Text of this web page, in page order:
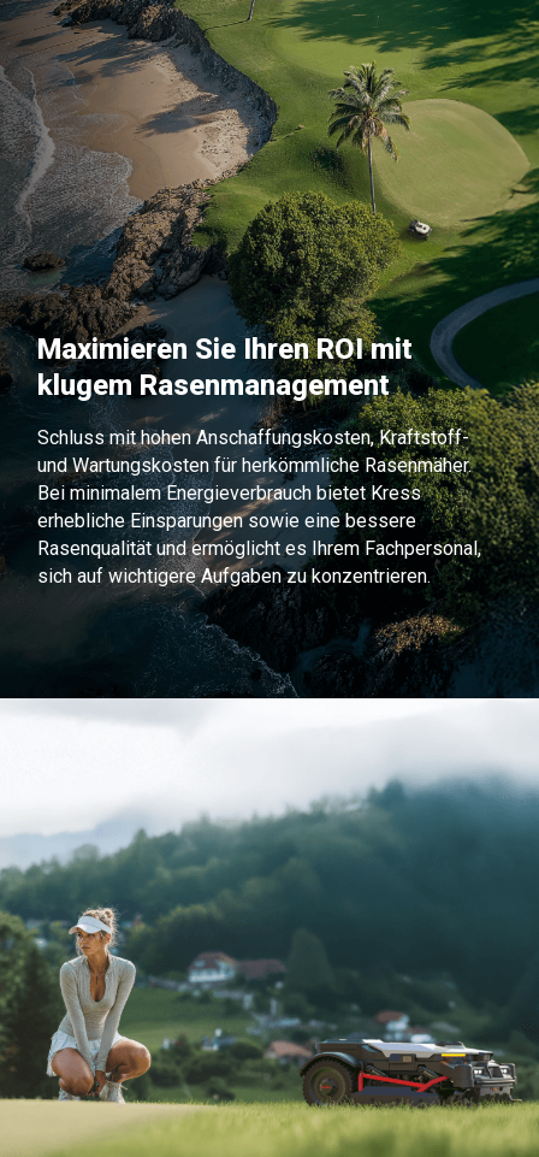
Maximieren Sie Ihren ROI mit
klugem Rasenmanagement
Schluss mit hohen Anschaffungskosten, Kraftstoff-
und Wartungskosten für herkömmliche Rasenmäher.
Bei minimalem Energieverbrauch bietet Kress
erhebliche Einsparungen sowie eine bessere
Rasenqualität und ermöglicht es Ihrem Fachpersonal,
sich auf wichtigere Aufgaben zu konzentrieren.